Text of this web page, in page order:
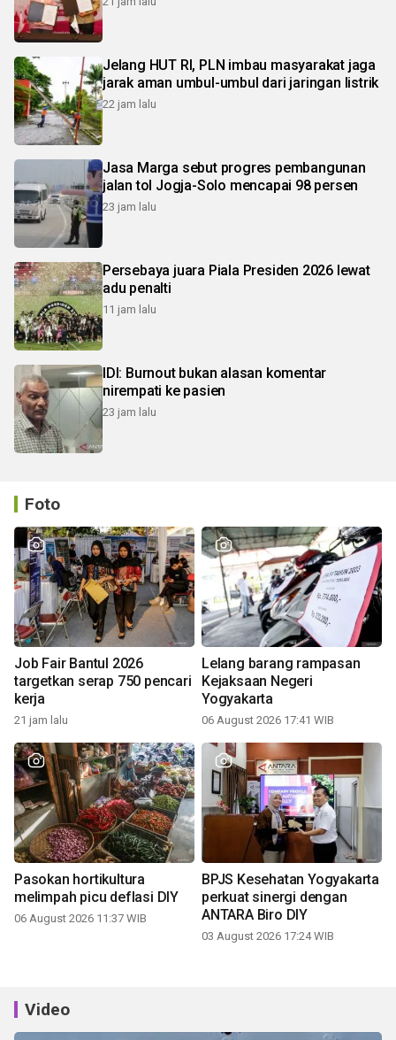
Jelang HUT RI, PLN imbau masyarakat jaga
jarak aman umbul-umbul dari jaringan listrik
22 jam lalu
Jasa Marga sebut progres pembangunan
jalan tol Jogja-Solo mencapai 98 persen
23 jam lalu
Persebaya juara Piala Presiden 2026 lewat
adu penalti
11 jam lalu
IDI: Burnout bukan alasan komentar
nirempati ke pasien
23 jam lalu
Foto
Job Fair Bantul 2026
targetkan serap 750 pencari
kerja
21 jam lalu
Lelang barang rampasan
Kejaksaan Negeri
Yogyakarta
06 August 2026 17:41 WIB
Pasokan hortikultura
melimpah picu deflasi DIY
06 August 2026 11:37 WIB
BPJS Kesehatan Yogyakarta
perkuat sinergi dengan
ANTARA Biro DIY
03 August 2026 17:24 WIB
Video